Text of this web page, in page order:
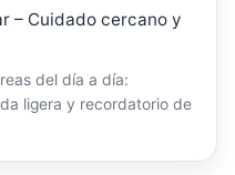
– Cuidado cercano y
del día a día:
ligera y recordatorio de